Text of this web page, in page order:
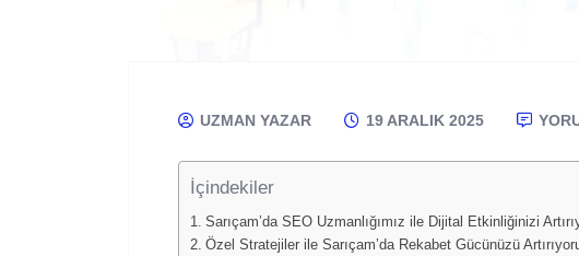
UZMAN YAZAR 19 ARALIK 2025
İçindekiler
Sarıçam’da SEO Uzmanlığımız ile Dijital Etkinliğinizi
Özel Stratejiler ile Sarıçam’da Rekabet Gücünüzü